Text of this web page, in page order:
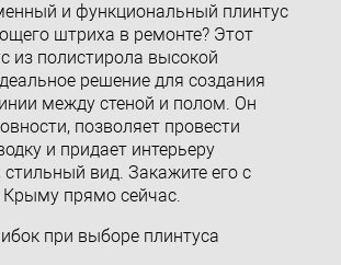
и функциональный плинтус
штриха в ремонте? Этот
из полистирола высокой
решение для создания
между стеной и полом. Он
позволяет провести
и придает интерьеру
вид. Закажите его с
Крыму прямо сейчас.
при выборе плинтуса